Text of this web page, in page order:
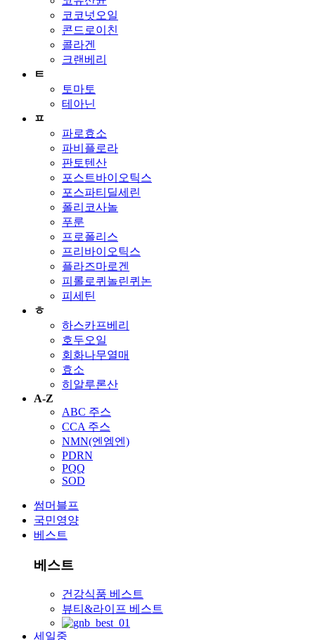
코코넛오일
콘드로이친
콜라겐
크랜베리
ㅌ
토마토
테아닌
ㅍ
파로효소
파비플로라
판토텐산
포스트바이오틱스
포스파티딜세린
폴리코사놀
푸룬
프로폴리스
프리바이오틱스
플라즈마로겐
피롤로퀴놀린퀴논
피세틴
ㅎ
하스카프베리
호두오일
회화나무열매
효소
히알루론산
A-Z
ABC 주스
CCA 주스
NMN(엔엠엔)
PDRN
PQQ
SOD
썸머블프
국민영양
베스트
베스트
건강식품 베스트
뷰티&라이프 베스트
세일중